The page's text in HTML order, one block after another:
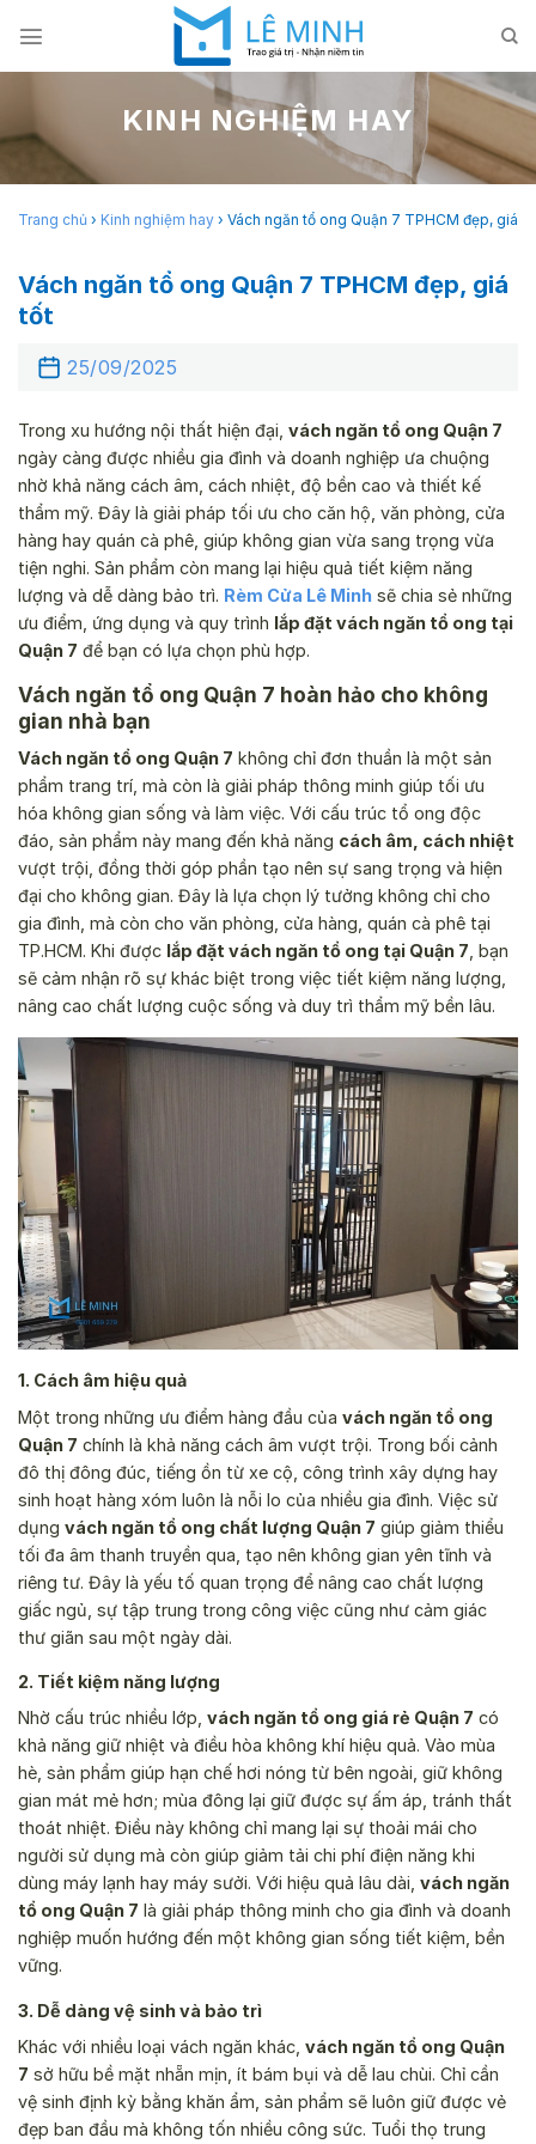
content
KINH NGHIỆM HAY
Trang chủ › Kinh nghiệm hay › Vách ngăn tổ ong Quận 7 TPHCM đẹp, giá
Vách ngăn tổ ong Quận 7 TPHCM đẹp, giá
tốt
25/09/2025
Trong xu hướng nội thất hiện đại, vách ngăn tổ ong Quận 7
ngày càng được nhiều gia đình và doanh nghiệp ưa chuộng
nhờ khả năng cách âm, cách nhiệt, độ bền cao và thiết kế
thẩm mỹ. Đây là giải pháp tối ưu cho căn hộ, văn phòng, cửa
hàng hay quán cà phê, giúp không gian vừa sang trọng vừa
tiện nghi. Sản phẩm còn mang lại hiệu quả tiết kiệm năng
lượng và dễ dàng bảo trì. Rèm Cửa Lê Minh sẽ chia sẻ những
ưu điểm, ứng dụng và quy trình lắp đặt vách ngăn tổ ong tại
Quận 7 để bạn có lựa chọn phù hợp.
Vách ngăn tổ ong Quận 7 hoàn hảo cho không
gian nhà bạn
Vách ngăn tổ ong Quận 7 không chỉ đơn thuần là một sản
phẩm trang trí, mà còn là giải pháp thông minh giúp tối ưu
hóa không gian sống và làm việc. Với cấu trúc tổ ong độc
đáo, sản phẩm này mang đến khả năng cách âm, cách nhiệt
vượt trội, đồng thời góp phần tạo nên sự sang trọng và hiện
đại cho không gian. Đây là lựa chọn lý tưởng không chỉ cho
gia đình, mà còn cho văn phòng, cửa hàng, quán cà phê tại
TP.HCM. Khi được lắp đặt vách ngăn tổ ong tại Quận 7, bạn
sẽ cảm nhận rõ sự khác biệt trong việc tiết kiệm năng lượng,
nâng cao chất lượng cuộc sống và duy trì thẩm mỹ bền lâu.
1. Cách âm hiệu quả
Một trong những ưu điểm hàng đầu của vách ngăn tổ ong
Quận 7 chính là khả năng cách âm vượt trội. Trong bối cảnh
đô thị đông đúc, tiếng ồn từ xe cộ, công trình xây dựng hay
sinh hoạt hàng xóm luôn là nỗi lo của nhiều gia đình. Việc sử
dụng vách ngăn tổ ong chất lượng Quận 7 giúp giảm thiểu
tối đa âm thanh truyền qua, tạo nên không gian yên tĩnh và
riêng tư. Đây là yếu tố quan trọng để nâng cao chất lượng
giấc ngủ, sự tập trung trong công việc cũng như cảm giác
thư giãn sau một ngày dài.
2. Tiết kiệm năng lượng
Nhờ cấu trúc nhiều lớp, vách ngăn tổ ong giá rẻ Quận 7 có
khả năng giữ nhiệt và điều hòa không khí hiệu quả. Vào mùa
hè, sản phẩm giúp hạn chế hơi nóng từ bên ngoài, giữ không
gian mát mẻ hơn; mùa đông lại giữ được sự ấm áp, tránh thất
thoát nhiệt. Điều này không chỉ mang lại sự thoải mái cho
người sử dụng mà còn giúp giảm tải chi phí điện năng khi
dùng máy lạnh hay máy sưởi. Với hiệu quả lâu dài, vách ngăn
tổ ong Quận 7 là giải pháp thông minh cho gia đình và doanh
nghiệp muốn hướng đến một không gian sống tiết kiệm, bền
vững.
3. Dễ dàng vệ sinh và bảo trì
Khác với nhiều loại vách ngăn khác, vách ngăn tổ ong Quận
7 sở hữu bề mặt nhẵn mịn, ít bám bụi và dễ lau chùi. Chỉ cần
vệ sinh định kỳ bằng khăn ẩm, sản phẩm sẽ luôn giữ được vẻ
đẹp ban đầu mà không tốn nhiều công sức. Tuổi thọ trung